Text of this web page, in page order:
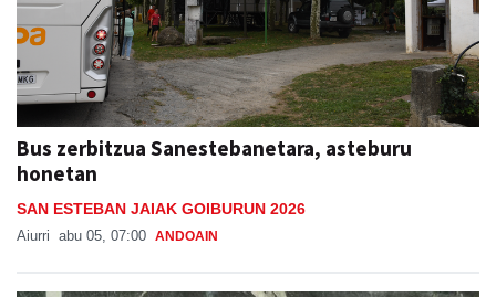
Bus zerbitzua Sanestebanetara, asteburu
honetan
SAN ESTEBAN JAIAK GOIBURUN 2026
Aiurri abu 05, 07:00 ANDOAIN